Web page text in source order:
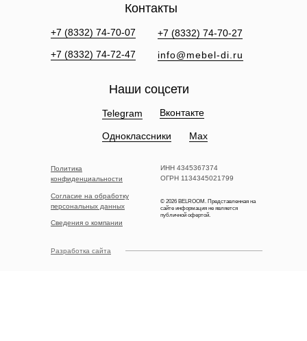
Согласие на обработку
персональных данных
Политика
конфиденциальности
+7 (8332) 74-70-07
+7 (8332) 74-72-47
+7 (8332) 74-70-27
© 2026 BELROOM. Представленная на
сайте информация не является
публичной офертой.
info@mebel-di.ru
Контакты
Наши соцсети
Telegram
ИНН 4345367374
ОГРН 1134345021799
Одноклассники Max
Вконтакте
Сведения о компании
Разработка сайта